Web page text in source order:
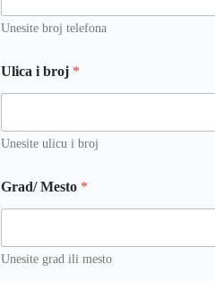
Unesite broj telefona
Ulica i broj *
Unesite ulicu i broj
Grad/ Mesto *
Unesite grad ili mesto